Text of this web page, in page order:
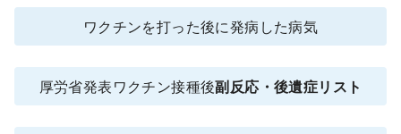
ワクチンを打った後に発病した病気
厚労省発表ワクチン接種後副反応・後遺症リスト